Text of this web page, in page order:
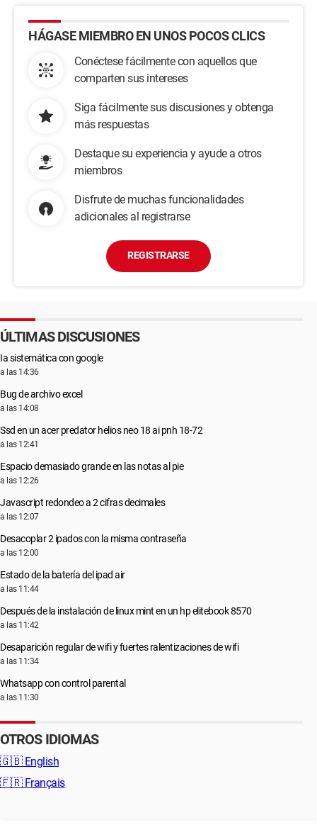
HÁGASE MIEMBRO EN UNOS POCOS CLICS
Conéctese fácilmente con aquellos que
comparten sus intereses
Siga fácilmente sus discusiones y obtenga
más respuestas
Destaque su experiencia y ayude a otros
miembros
Disfrute de muchas funcionalidades
adicionales al registrarse
REGISTRARSE
ÚLTIMAS DISCUSIONES
Ia sistemática con google
a las 14:36
Bug de archivo excel
a las 14:08
Ssd en un acer predator helios neo 18 ai pnh 18-72
a las 12:41
Espacio demasiado grande en las notas al pie
a las 12:26
Javascript redondeo a 2 cifras decimales
a las 12:07
Desacoplar 2 ipados con la misma contraseña
a las 12:00
Estado de la batería del ipad air
a las 11:44
Después de la instalación de linux mint en un hp elitebook 8570
a las 11:42
Desaparición regular de wifi y fuertes ralentizaciones de wifi
a las 11:34
Whatsapp con control parental
a las 11:30
OTROS IDIOMAS
🇬🇧 English
🇫🇷 Français